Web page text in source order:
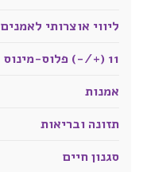
ליווי אוצרותי לאמנים
11 (+/-) פלוס-מינוס
אמנות
תזונה ובריאות
סגנון חיים